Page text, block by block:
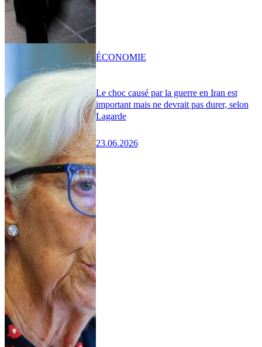
Le choc causé par la guerre en Iran est
important mais ne devrait pas durer, selon
Lagarde
23.06.2026
ÉCONOMIE